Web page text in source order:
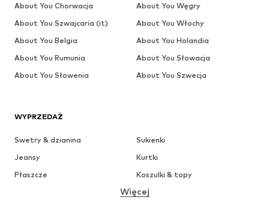
WYPRZEDAŻ
Swetry & dzianina
Sukienki
Jeansy
Kurtki
Płaszcze
Koszulki & topy
Bielizna
Więcej
About You Chorwacja
About You Węgry
About You Szwajcaria (it)
About You Włochy
About You Belgia
About You Holandia
About You Rumunia
About You Słowacja
About You Słowenia
About You Szwecja